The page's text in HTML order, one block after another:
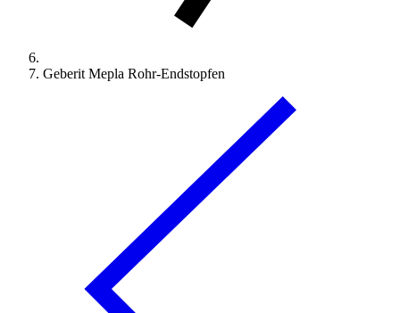
Geberit Mepla Rohr-Endstopfen